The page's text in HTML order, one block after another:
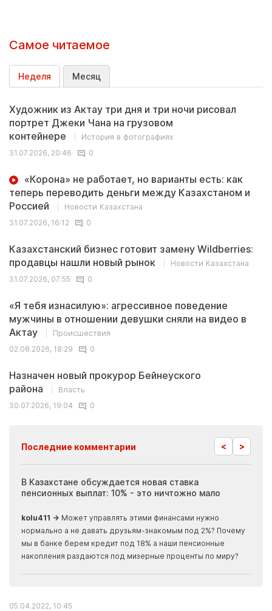
Самое читаемое
Неделя Месяц
Художник из Актау три дня и три ночи рисовал
портрет Джеки Чана на грузовом
контейнере
История в фотографиях
31.07.2026, 20:46
0
«Корона» не работает, но варианты есть: как
теперь переводить деньги между Казахстаном и
Россией
Новости Казахстана
31.07.2026, 16:12
0
Казахстанский бизнес готовит замену Wildberries:
продавцы нашли новый рынок
Новости Казахстана
31.07.2026, 07:55
0
«Я тебя изнасилую»: агрессивное поведение
мужчины в отношении девушки сняли на видео в
Актау
Происшествия
02.08.2026, 18:29
0
Назначен новый прокурор Бейнеуского
района
Власть
30.07.2026, 19:04
0
Последние комментарии < >
В Казахстане обсуждается новая ставка
пенсионных выплат: 10% - это ничтожно мало
kolu411 → Может управлять этими финансами нужно
нормально а не давать друзьям-знакомым под 2%? Почему
мы в банке берем кредит под 18% а наши пенсионные
накопления раздаются под мизерные проценты по миру?
05.04.2022, 10:45